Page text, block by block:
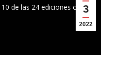
3
2022
de las 24 ediciones con